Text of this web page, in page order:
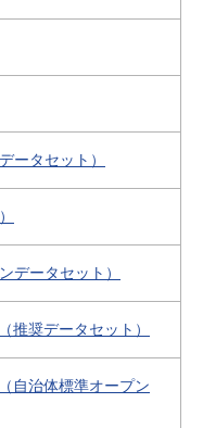
ータセット）
データセット）
推奨データセット）
自治体標準オープン